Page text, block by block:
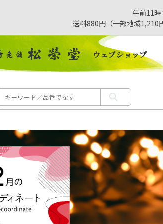
午前11時
送料880円（一部地域